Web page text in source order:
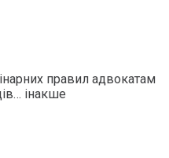
правил адвокатам
інакше